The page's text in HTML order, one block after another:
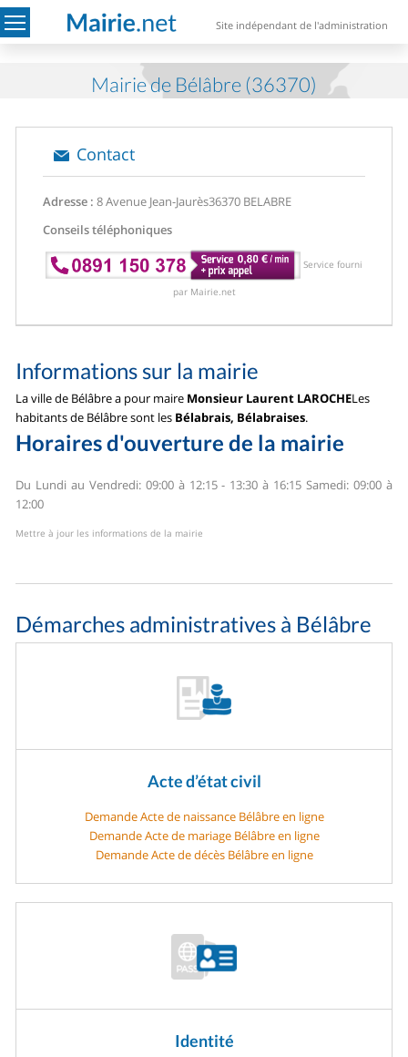
Site indépendant de l'administration
Mairie de Bélâbre (36370)
Contact
Adresse : 8 Avenue Jean-Jaurès36370 BELABRE
Conseils téléphoniques
Service fourni
par Mairie.net
Informations sur la mairie
La ville de Bélâbre a pour maire Monsieur Laurent LAROCHELes
habitants de Bélâbre sont les Bélabrais, Bélabraises.
Horaires d'ouverture de la mairie
Du Lundi au Vendredi: 09:00 à 12:15 - 13:30 à 16:15 Samedi: 09:00 à
12:00
Mettre à jour les informations de la mairie
Démarches administratives à Bélâbre
Acte d’état civil
Demande Acte de naissance Bélâbre en ligne
Demande Acte de mariage Bélâbre en ligne
Demande Acte de décès Bélâbre en ligne
Identité